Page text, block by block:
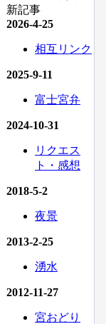
新記事
2026-4-25
相互リンク
2025-9-11
富士宮弁
2024-10-31
リクエス
ト・感想
2018-5-2
夜景
2013-2-25
湧水
2012-11-27
宮おどり